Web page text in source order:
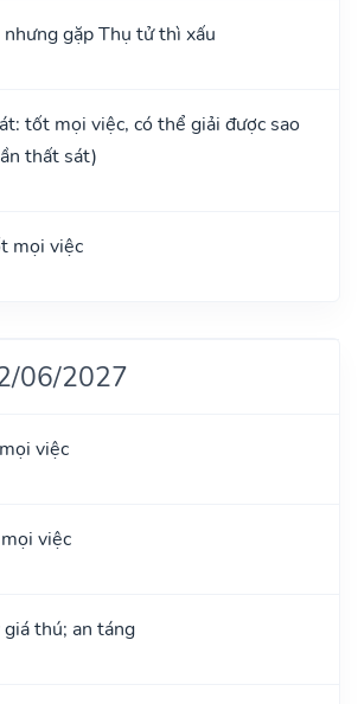
gặp Thụ tử thì xấu
tốt mọi việc, có thể giải được sao
thất sát)
mọi việc
06/2027
việc
việc
thú; an táng